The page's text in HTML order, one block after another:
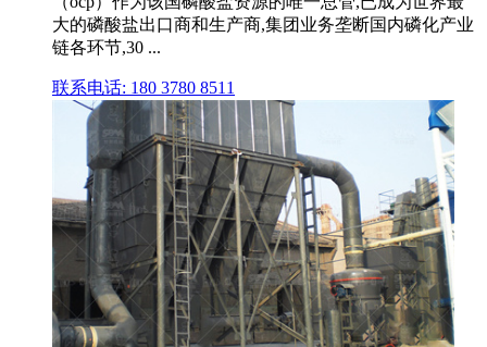
大的磷酸盐出口商和生产商,集团业务垄断国内磷化产业
链各环节,30 ...
联系电话: 180 3780 8511